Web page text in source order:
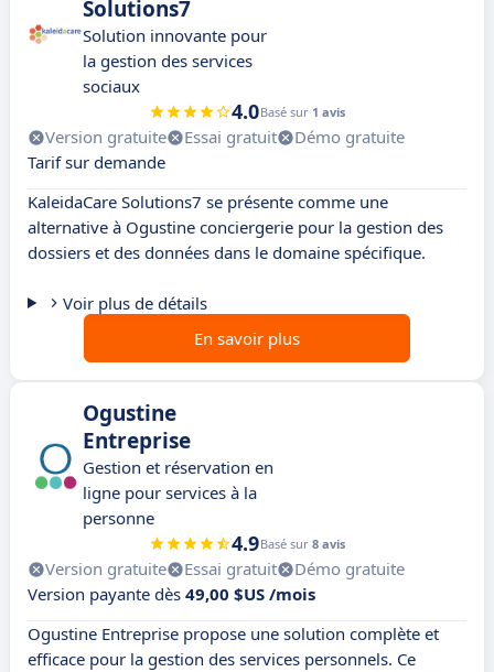
Solutions7
Solution innovante pour
la gestion des services
sociaux
4.0Basé sur 1 avis
Version gratuite Essai gratuit
Démo gratuite
Tarif sur demande
KaleidaCare Solutions7 se présente comme une
alternative à Ogustine conciergerie pour la gestion des
dossiers et des données dans le domaine spécifique.
Voir plus de détails
En savoir plus
Ogustine
Entreprise
Gestion et réservation en
ligne pour services à la
personne
4.9Basé sur 8 avis
Version gratuite Essai gratuit
Démo gratuite
Version payante dès 49,00 $US /mois
Ogustine Entreprise propose une solution complète et
efficace pour la gestion des services personnels. Ce